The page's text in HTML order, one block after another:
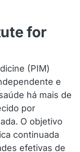
for
(PIM)
e
há mais de
por
O objetivo
continuada
efetivas de